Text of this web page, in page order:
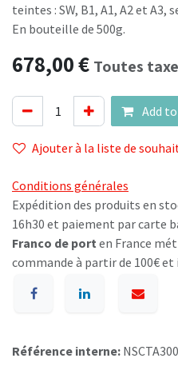
teintes : SW, B1, A1, A2 et A3,
En bouteille de 500g.
678,00€ Toutes
Add
Ajouter à la liste de
Conditions générales
Expédition des produits en
16h30 et paiement par carte
Franco de port en France
commande à partir de 100€ et
Référence interne: